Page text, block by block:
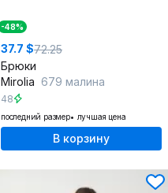
-48%
37.7 $72.25
Брюки
Mirolia 679 малина
48
последний размер лучшая цена
В корзину